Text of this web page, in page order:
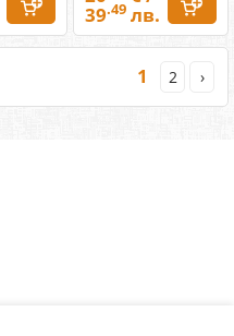
39.49 лв.
1 2 ›